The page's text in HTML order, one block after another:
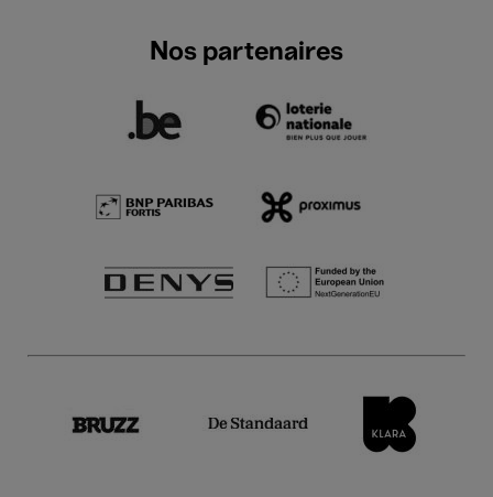
Nos partenaires